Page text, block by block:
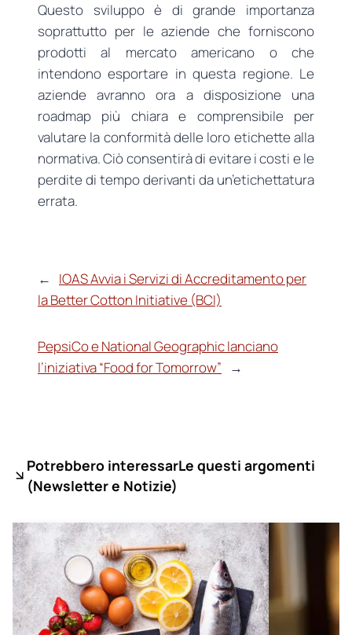
Questo sviluppo è di grande importanza
soprattutto per le aziende che forniscono
prodotti al mercato americano o che
intendono esportare in questa regione. Le
aziende avranno ora a disposizione una
roadmap più chiara e comprensibile per
valutare la conformità delle loro etichette alla
normativa. Ciò consentirà di evitare i costi e le
perdite di tempo derivanti da un’etichettatura
errata.
←
IOAS Avvia i Servizi di Accreditamento per
la Better Cotton Initiative (BCI)
PepsiCo e National Geographic lanciano
l’iniziativa “Food for Tomorrow”
→
Potrebbero interessarLe questi argomenti
(Newsletter e Notizie)